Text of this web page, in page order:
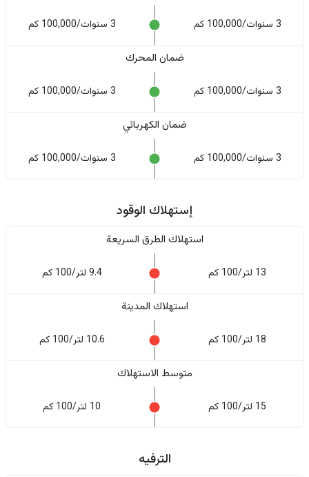
3 سنوات/100,000 كم 3 سنوات/100,000 كم
ضمان المحرك
3 سنوات/100,000 كم 3 سنوات/100,000 كم
ضمان الكهربائي
3 سنوات/100,000 كم 3 سنوات/100,000 كم
إستهلاك الوقود
استهلاك الطرق السريعة
13 لتر/100 كم 9.4 لتر/100 كم
استهلاك المدينة
18 لتر/100 كم 10.6 لتر/100 كم
متوسط الاستهلاك
15 لتر/100 كم 10 لتر/100 كم
الترفيه